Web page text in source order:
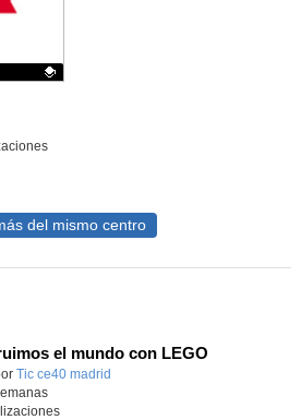
del mismo centro
el mundo con LEGO
Tic ce40 madrid